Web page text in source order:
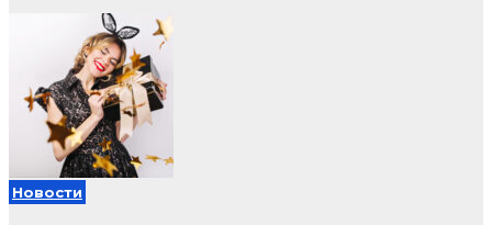
Новости